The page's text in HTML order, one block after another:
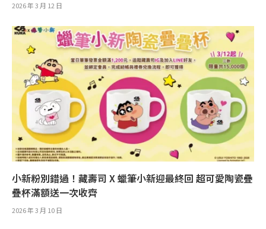
2026 年 3 月 12 日
小新粉別錯過！藏壽司 X 蠟筆小新迎最終回 超可愛陶瓷疊
疊杯滿額送一次收齊
2026 年 3 月 10 日